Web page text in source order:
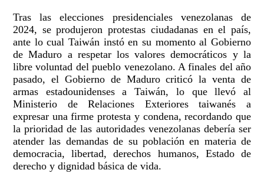
Tras las elecciones presidenciales venezolanas de
2024, se produjeron protestas ciudadanas en el país,
ante lo cual Taiwán instó en su momento al Gobierno
de Maduro a respetar los valores democráticos y la
libre voluntad del pueblo venezolano. A finales del año
pasado, el Gobierno de Maduro criticó la venta de
armas estadounidenses a Taiwán, lo que llevó al
Ministerio de Relaciones Exteriores taiwanés a
expresar una firme protesta y condena, recordando que
la prioridad de las autoridades venezolanas debería ser
atender las demandas de su población en materia de
democracia, libertad, derechos humanos, Estado de
derecho y dignidad básica de vida.